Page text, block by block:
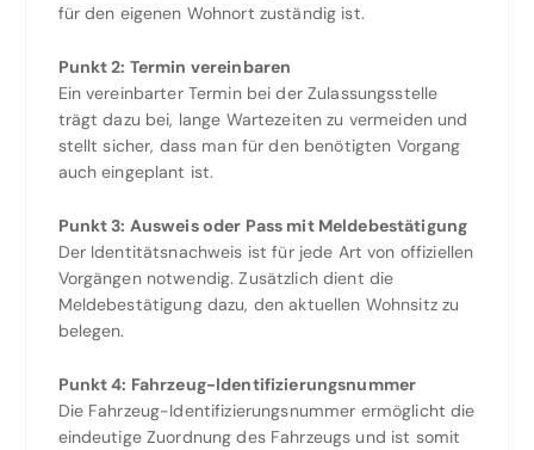
für den eigenen Wohnort zuständig ist.
Punkt 2: Termin vereinbaren
Ein vereinbarter Termin bei der Zulassungsstelle
trägt dazu bei, lange Wartezeiten zu vermeiden und
stellt sicher, dass man für den benötigten Vorgang
auch eingeplant ist.
Punkt 3: Ausweis oder Pass mit Meldebestätigung
Der Identitätsnachweis ist für jede Art von offiziellen
Vorgängen notwendig. Zusätzlich dient die
Meldebestätigung dazu, den aktuellen Wohnsitz zu
belegen.
Punkt 4: Fahrzeug-Identifizierungsnummer
Die Fahrzeug-Identifizierungsnummer ermöglicht die
eindeutige Zuordnung des Fahrzeugs und ist somit